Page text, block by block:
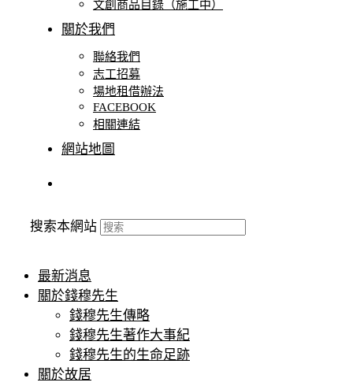
文創商品目錄（施工中）
關於我們
聯絡我們
志⼯招募
場地租借辦法
FACEBOOK
相關連結
網站地圖
搜索本網站
最新消息
關於錢穆先生
錢穆先生傳略
錢穆先生著作大事紀
錢穆先生的生命足跡
關於故居